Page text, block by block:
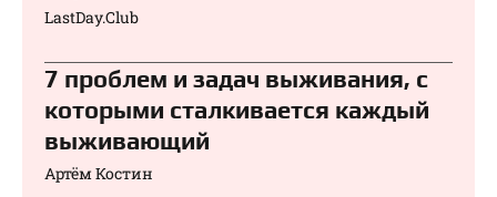
LastDay.Club
7 проблем и задач выживания, с
которыми сталкивается каждый
выживающий
Артём Костин